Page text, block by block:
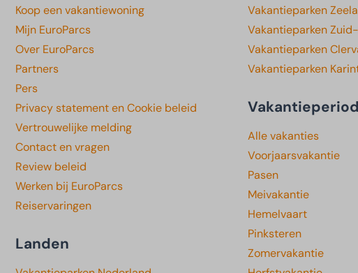
Koop een vakantiewoning
Mijn EuroParcs
Over EuroParcs
Partners
Pers
Privacy statement en Cookie beleid
Vertrouwelijke melding
Contact en vragen
Review beleid
Werken bij EuroParcs
Reiservaringen
Landen
Vakantieparken
Vakantieparken
Vakantieparken
Vakantieparken
Alle vakanties
Voorjaarsvakantie
Pasen
Meivakantie
Hemelvaart
Pinksteren
Zomervakantie